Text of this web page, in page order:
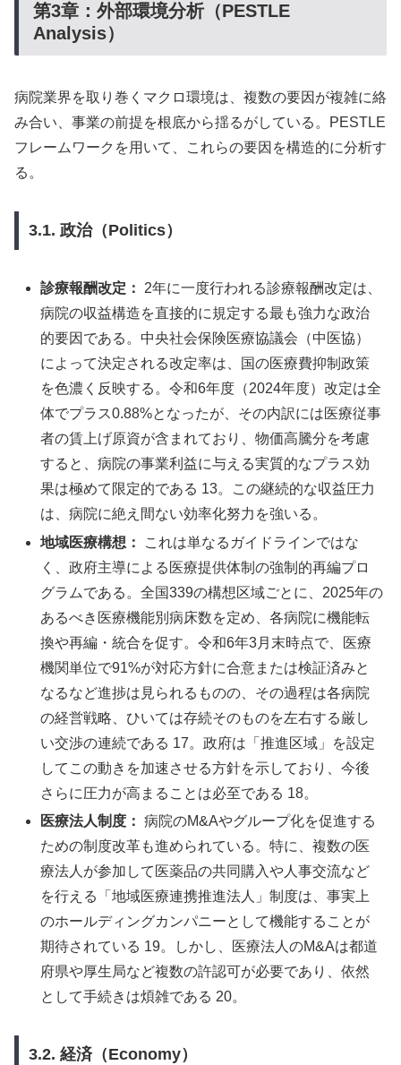
第3章：外部環境分析（PESTLE
Analysis）
病院業界を取り巻くマクロ環境は、複数の要因が複雑に絡
み合い、事業の前提を根底から揺るがしている。PESTLE
フレームワークを用いて、これらの要因を構造的に分析す
る。
3.1. 政治（Politics）
診療報酬改定：
2年に一度行われる診療報酬改定は、
病院の収益構造を直接的に規定する最も強力な政治
的要因である。中央社会保険医療協議会（中医協）
によって決定される改定率は、国の医療費抑制政策
を色濃く反映する。令和6年度（2024年度）改定は全
体でプラス0.88%となったが、その内訳には医療従事
者の賃上げ原資が含まれており、物価高騰分を考慮
すると、病院の事業利益に与える実質的なプラス効
果は極めて限定的である 13。この継続的な収益圧力
は、病院に絶え間ない効率化努力を強いる。
地域医療構想：
これは単なるガイドラインではな
く、政府主導による医療提供体制の強制的再編プロ
グラムである。全国339の構想区域ごとに、2025年の
あるべき医療機能別病床数を定め、各病院に機能転
換や再編・統合を促す。令和6年3月末時点で、医療
機関単位で91%が対応方針に合意または検証済みと
なるなど進捗は見られるものの、その過程は各病院
の経営戦略、ひいては存続そのものを左右する厳し
い交渉の連続である 17。政府は「推進区域」を設定
してこの動きを加速させる方針を示しており、今後
さらに圧力が高まることは必至である 18。
医療法人制度： 病院のM&Aやグループ化を促進する
ための制度改革も進められている。特に、複数の医
療法人が参加して医薬品の共同購入や人事交流など
を行える「地域医療連携推進法人」制度は、事実上
のホールディングカンパニーとして機能することが
期待されている 19。しかし、医療法人のM&Aは都道
府県や厚生局など複数の許認可が必要であり、依然
として手続きは煩雑である 20。
3.2. 経済（Economy）